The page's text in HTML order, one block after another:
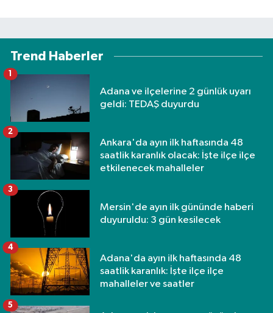
Trend Haberler
Adana ve ilçelerine 2 günlük uyarı
geldi: TEDAŞ duyurdu
1
Ankara'da ayın ilk haftasında 48
saatlik karanlık olacak: İşte ilçe ilçe
etkilenecek mahalleler
2
Mersin'de ayın ilk gününde haberi
duyuruldu: 3 gün kesilecek
3
Adana'da ayın ilk haftasında 48
saatlik karanlık: İşte ilçe ilçe
mahalleler ve saatler
4
5